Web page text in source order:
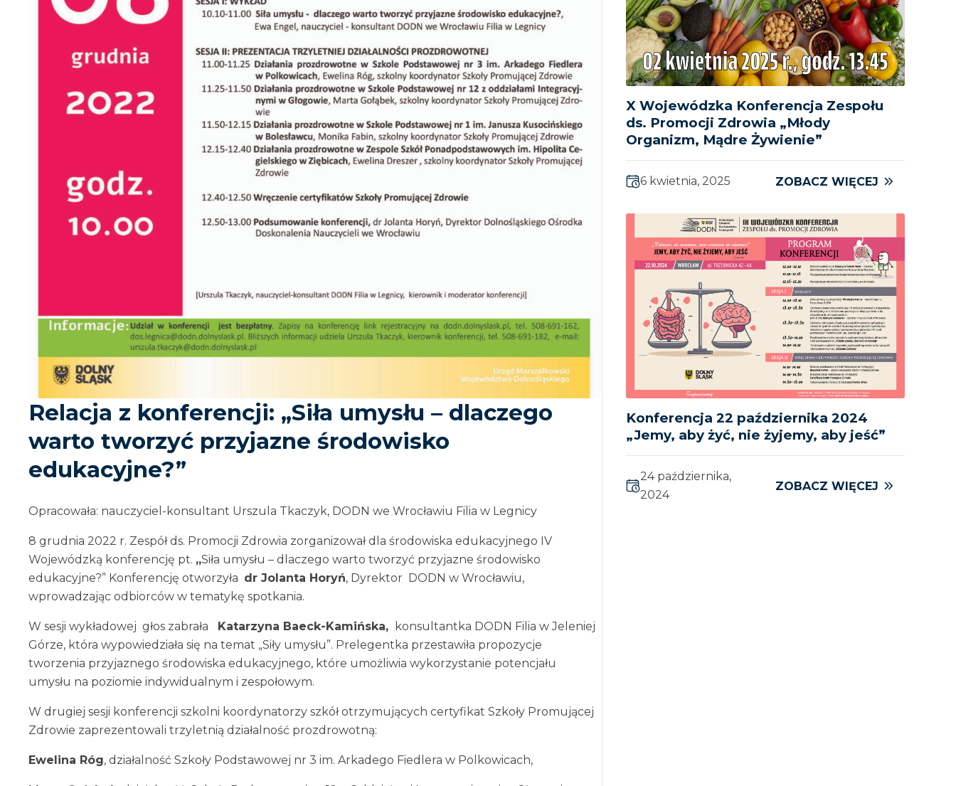
Relacja z konferencji: „Siła umysłu – dlaczego
warto tworzyć przyjazne środowisko
edukacyjne?”
Opracowała: nauczyciel-konsultant Urszula Tkaczyk, DODN we Wrocławiu Filia w Legnicy
8 grudnia 2022 r. Zespół ds. Promocji Zdrowia zorganizował dla środowiska edukacyjnego IV
Wojewódzką konferencję pt. „Siła umysłu – dlaczego warto tworzyć przyjazne środowisko
edukacyjne?” Konferencję otworzyła dr Jolanta Horyń, Dyrektor DODN w Wrocławiu,
wprowadzając odbiorców w tematykę spotkania.
W sesji wykładowej głos zabrała Katarzyna Baeck-Kamińska,
konsultantka DODN Filia w Jeleniej
Górze, która wypowiedziała się na temat „Siły umysłu”. Prelegentka przestawiła propozycje
tworzenia przyjaznego środowiska edukacyjnego, które umożliwia wykorzystanie potencjału
umysłu na poziomie indywidualnym i zespołowym.
W drugiej sesji konferencji szkolni koordynatorzy szkół otrzymujących certyfikat Szkoły Promującej
Zdrowie zaprezentowali trzyletnią działalność prozdrowotną:
Ewelina Róg, działalność Szkoły Podstawowej nr 3 im. Arkadego Fiedlera w Polkowicach,
X Wojewódzka Konferencja Zespołu
ds. Promocji Zdrowia „Młody
Organizm, Mądre Żywienie”
6 kwietnia, 2025 ZOBACZ WIĘCEJ
Konferencja 22 października 2024
„Jemy, aby żyć, nie żyjemy, aby jeść”
24 października,
2024
ZOBACZ WIĘCEJ